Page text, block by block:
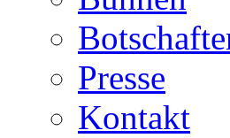
Presse
Kontakt